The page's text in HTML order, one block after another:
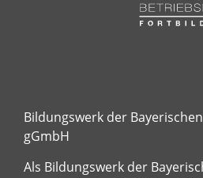
Bildungswerk der
gGmbH
Als Bildungswerk der